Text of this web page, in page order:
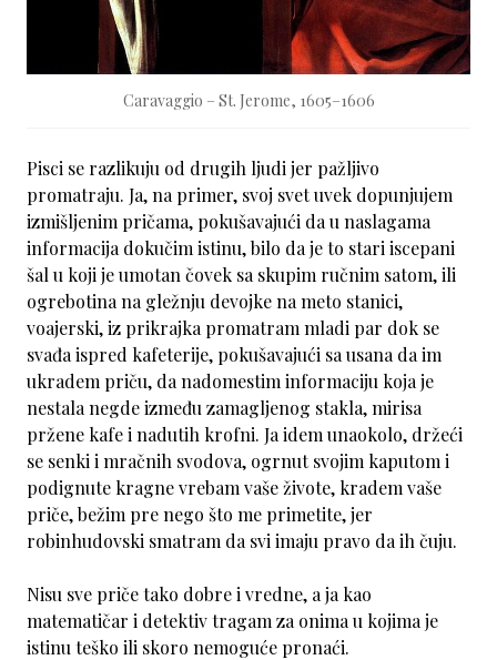
Caravaggio – St. Jerome, 1605–1606
Pisci se razlikuju od drugih ljudi jer pažljivo
promatraju. Ja, na primer, svoj svet uvek dopunjujem
izmišljenim pričama, pokušavajući da u naslagama
informacija dokučim istinu, bilo da je to stari iscepani
šal u koji je umotan čovek sa skupim ručnim satom, ili
ogrebotina na gležnju devojke na meto stanici,
voajerski, iz prikrajka promatram mladi par dok se
svađa ispred kafeterije, pokušavajući sa usana da im
ukradem priču, da nadomestim informaciju koja je
nestala negde između zamagljenog stakla, mirisa
pržene kafe i nadutih krofni. Ja idem unaokolo, držeći
se senki i mračnih svodova, ogrnut svojim kaputom i
podignute kragne vrebam vaše živote, kradem vaše
priče, bežim pre nego što me primetite, jer
robinhudovski smatram da svi imaju pravo da ih čuju.
Nisu sve priče tako dobre i vredne, a ja kao
matematičar i detektiv tragam za onima u kojima je
istinu teško ili skoro nemoguće pronaći.